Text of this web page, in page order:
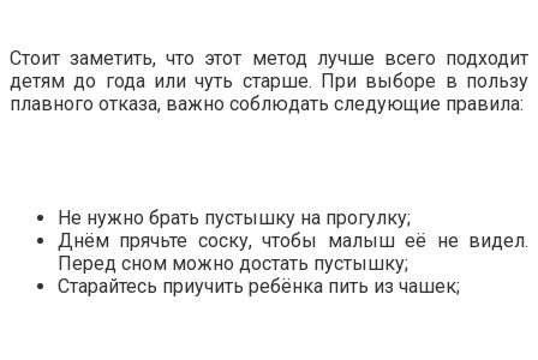
Стоит заметить, что этот метод лучше всего подходит
детям до года или чуть старше. При выборе в пользу
плавного отказа, важно соблюдать следующие правила:
Не нужно брать пустышку на прогулку;
Днём прячьте соску, чтобы малыш её не видел.
Перед сном можно достать пустышку;
Старайтесь приучить ребёнка пить из чашек;